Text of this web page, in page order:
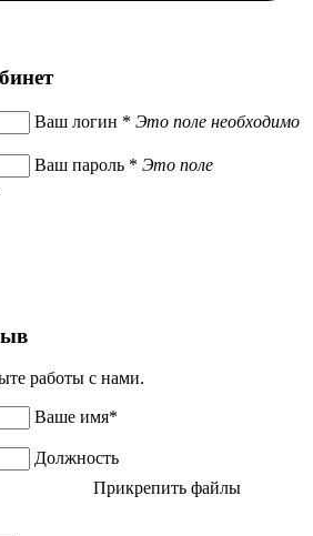
Ваш логин * Это поле необходимо
Ваш пароль * Это поле
работы с нами.
Ваше имя*
Должность
Прикрепить файлы